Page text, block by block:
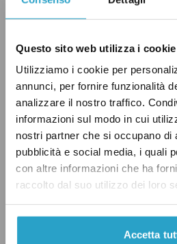
Questo sito web utilizza i cookie
Utilizziamo i cookie per
annunci, per fornire funzionalità
analizzare il nostro traffico.
informazioni sul modo in cui
nostri partner che si occupano di
pubblicità e social media, i quali
con altre informazioni che ha
raccolto dal suo utilizzo dei loro
Accetta
in bilancio veniva
della riforma della
governo.Più
Orlando confermava
disciplina del reato
al Senato è in vita una
Alla luce di quanto detto,
Matteo Renzi.